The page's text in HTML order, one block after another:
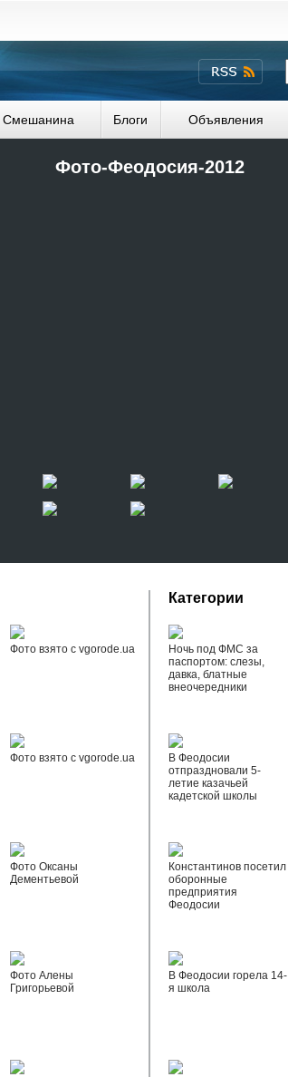
Смешанина Блоги Объявления
Фото-Феодосия-2012
Фото взято с vgorode.ua
Фото взято с vgorode.ua
Фото Оксаны
Дементьевой
Фото Алены
Григорьевой
Категории
Ночь под ФМС за
паспортом: слезы,
давка, блатные
внеочередники
В Феодосии
отпраздновали 5-
летие казачьей
кадетской школы
Константинов посетил
оборонные
предприятия
Феодосии
В Феодосии горела 14-
я школа